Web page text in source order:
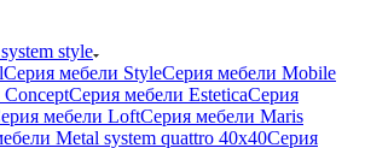
style
Серия мебели StyleСерия мебели Mobile
Серия мебели EsteticaСерия
мебели LoftСерия мебели Maris
Metal system quattro 40x40Серия